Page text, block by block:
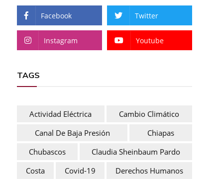
Facebook Twitter
Instagram Youtube
TAGS
Actividad Eléctrica
Cambio Climático
Canal De Baja Presión
Chiapas
Chubascos
Claudia Sheinbaum Pardo
Costa
Covid-19
Derechos Humanos